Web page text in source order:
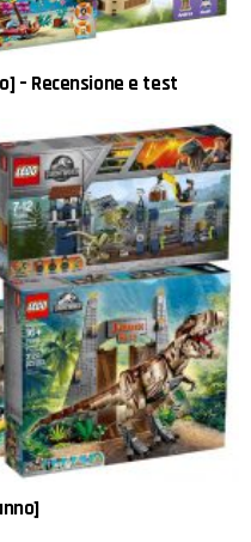
– Recensione e test